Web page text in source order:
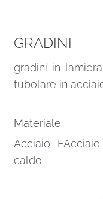
GRADINI
gradini in
tubolare in
Materiale
Acciaio
caldo